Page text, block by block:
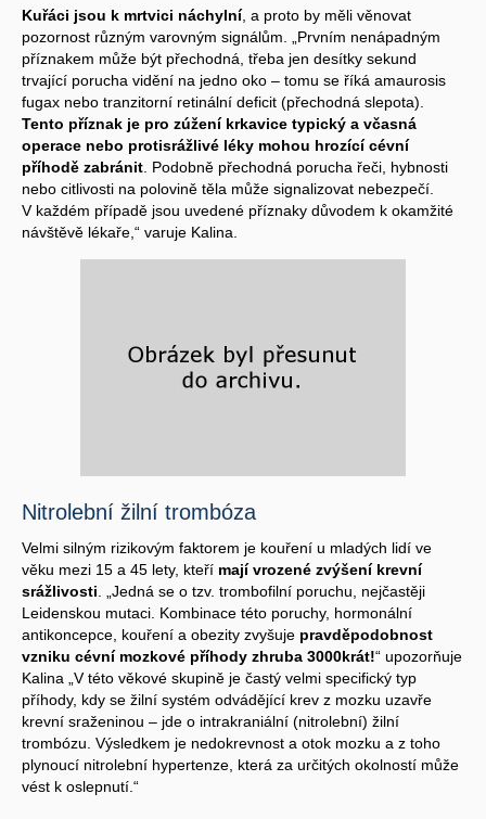
Kuřáci jsou k mrtvici náchylní, a proto by měli věnovat
pozornost různým varovným signálům. „Prvním nenápadným
příznakem může být přechodná, třeba jen desítky sekund
trvající porucha vidění na jedno oko – tomu se říká amaurosis
fugax nebo tranzitorní retinální deficit (přechodná slepota).
Tento příznak je pro zúžení krkavice typický a včasná
operace nebo protisrážlivé léky mohou hrozící cévní
příhodě zabránit . Podobně přechodná porucha řeči, hybnosti
nebo citlivosti na polovině těla může signalizovat nebezpečí.
V každém případě jsou uvedené příznaky důvodem k okamžité
návštěvě lékaře,“ varuje Kalina.
Nitrolební žilní trombóza
Velmi silným rizikovým faktorem je kouření u mladých lidí ve
věku mezi 15 a 45 lety, kteří mají vrozené zvýšení krevní
srážlivosti . „Jedná se o tzv. trombofilní poruchu, nejčastěji
Leidenskou mutaci. Kombinace této poruchy, hormonální
antikoncepce, kouření a obezity zvyšuje pravděpodobnost
vzniku cévní mozkové příhody zhruba 3000krát!“ upozorňuje
Kalina „V této věkové skupině je častý velmi specifický typ
příhody, kdy se žilní systém odvádějící krev z mozku uzavře
krevní sraženinou – jde o intrakraniální (nitrolební) žilní
trombózu. Výsledkem je nedokrevnost a otok mozku a z toho
plynoucí nitrolební hypertenze, která za určitých okolností může
vést k oslepnutí.“